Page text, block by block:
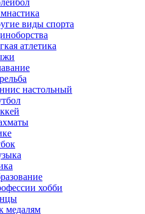
виды спорта
атлетика
настольный
хобби
медалям